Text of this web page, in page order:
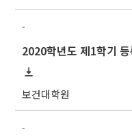
-
2020학년도 제1학기
보건대학원
-